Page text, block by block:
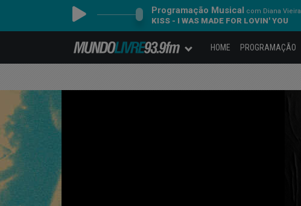
Programação Musical com Diana Vieira
KISS - I WAS MADE FOR LOVIN' YOU
HOME PROGRAMAÇÃO